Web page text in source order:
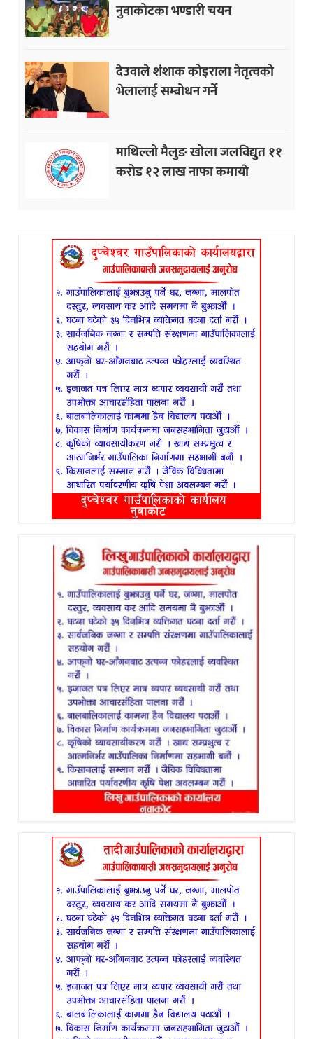
नुवाकोटका भण्डारी चयन
देउवाले शंशाक कोइराला नेतृत्वको
भेलालाई सम्बोधन गर्ने
माथिल्लो मैलुङ खोला जलविद्युत ११
करोड १२ लाख नाफा कमायाे